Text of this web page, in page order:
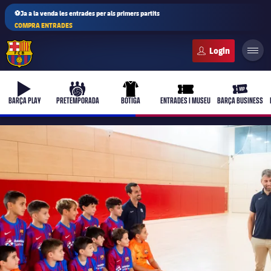
⚽Ja a la venda les entrades per als primers partits
COMPRA ENTRADES
b-play
BARÇA PLAY
culers-ball
PRETEMPORADA
uniform
BOTIGA
ticket-full
ENTRADES I MUSEU
ticket-
BARÇA BUSINESS